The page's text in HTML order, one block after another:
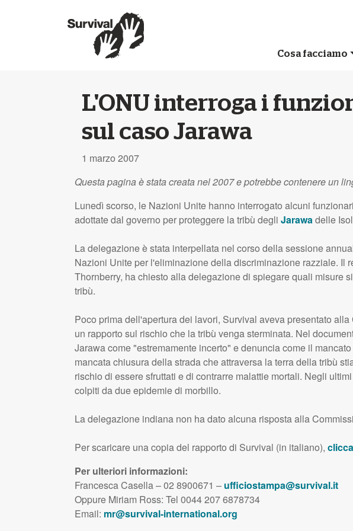
Cosa facciamo
L'ONU interroga i
sul caso Jarawa
1 marzo 2007
Questa pagina è stata creata nel 2007 e potrebbe contenere un
Lunedì scorso, le Nazioni Unite hanno interrogato alcuni
adottate dal governo per proteggere la tribù degli Jarawadelle
La delegazione è stata interpellata nel corso della sessione
Nazioni Unite per l'eliminazione della discriminazione razziale. Il
Thornberry, ha chiesto alla delegazione di spiegare quali misure
tribù.
Poco prima dell'apertura dei lavori, Survival aveva presentato
un rapporto sul rischio che la tribù venga sterminata. Nel
Jarawa come "estremamente incerto" e denuncia come il
mancata chiusura della strada che attraversa la terra della tribù
rischio di essere sfruttati e di contrarre malattie mortali. Negli
colpiti da due epidemie di morbillo.
La delegazione indiana non ha dato alcuna risposta alla
Per scaricare una copia del rapporto di Survival (in italiano),
Per ulteriori informazioni:
Francesca Casella – 02 8900671 – ufficiostampa@survival.it
Oppure Miriam Ross: Tel 0044 207 6878734
Email: mr@survival-international.org